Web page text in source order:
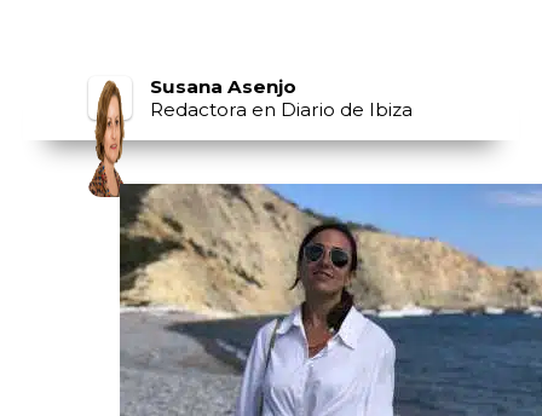
Susana Asenjo
Redactora en Diario de Ibiza